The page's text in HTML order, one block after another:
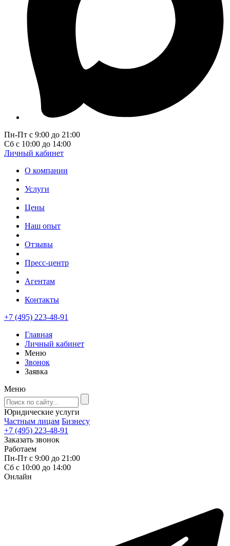
Пн-Пт с 9:00 до 21:00
Сб с 10:00 до 14:00
Личный кабинет
О компании
Услуги
Цены
Наш опыт
Отзывы
Пресс-центр
Агентам
Контакты
+7 (495) 223-48-91
Главная
Личный кабинет
Меню
Звонок
Заявка
Меню
Юридические услуги
Частным лицам Бизнесу
+7 (495) 223-48-91
Заказать звонок
Работаем
Пн-Пт с 9:00 до 21:00
Сб с 10:00 до 14:00
Онлайн